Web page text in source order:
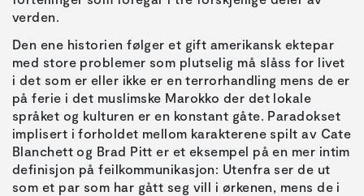
verden.
Den ene historien følger et gift amerikansk ektepar
med store problemer som plutselig må slåss for livet
i det som er eller ikke er en terrorhandling mens de er
på ferie i det muslimske Marokko der det lokale
språket og kulturen er en konstant gåte. Paradokset
implisert i forholdet mellom karakterene spilt av Cate
Blanchett og Brad Pitt er et eksempel på en mer intim
definisjon på feilkommunikasjon: Utenfra ser de ut
som et par som har gått seg vill i ørkenen, mens de i